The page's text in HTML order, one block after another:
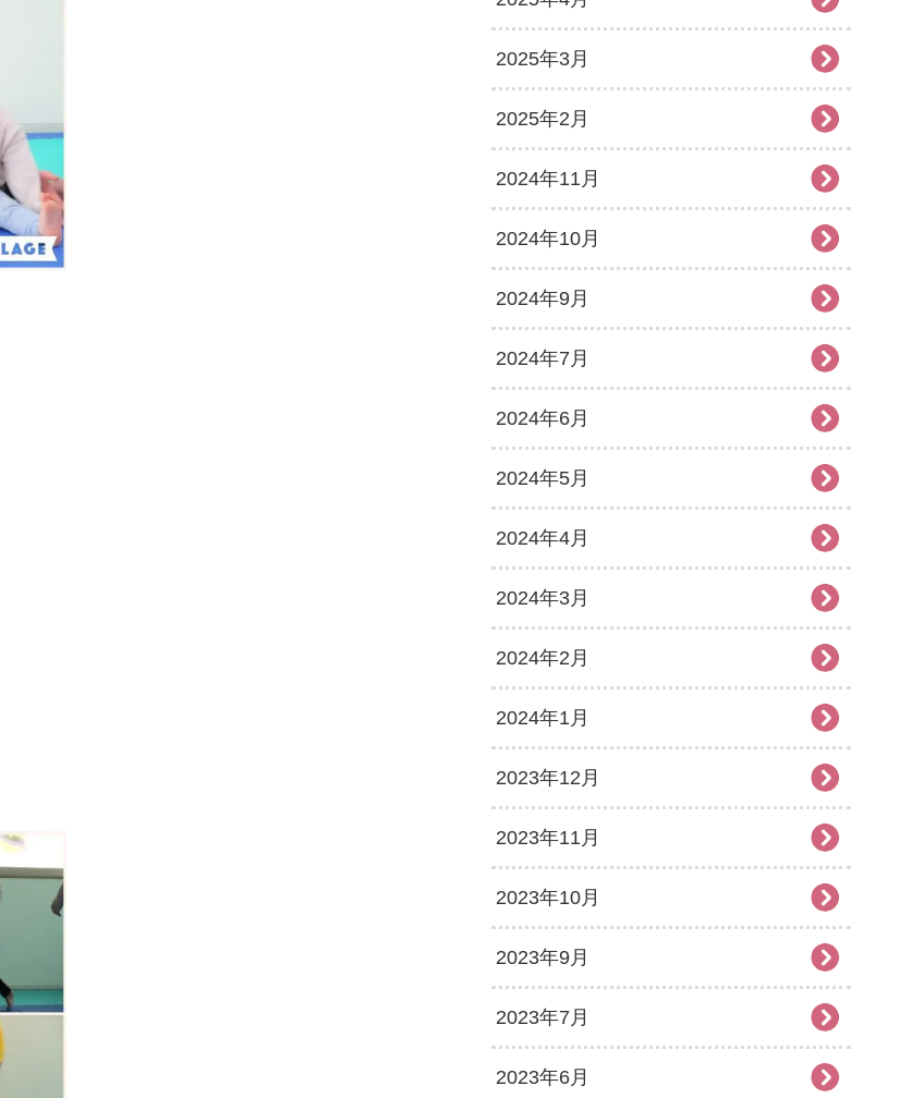
2025年3月
2025年2月
2024年11月
2024年10月
2024年9月
2024年7月
2024年6月
2024年5月
2024年4月
2024年3月
2024年2月
2024年1月
2023年12月
2023年11月
2023年10月
2023年9月
2023年7月
2023年6月